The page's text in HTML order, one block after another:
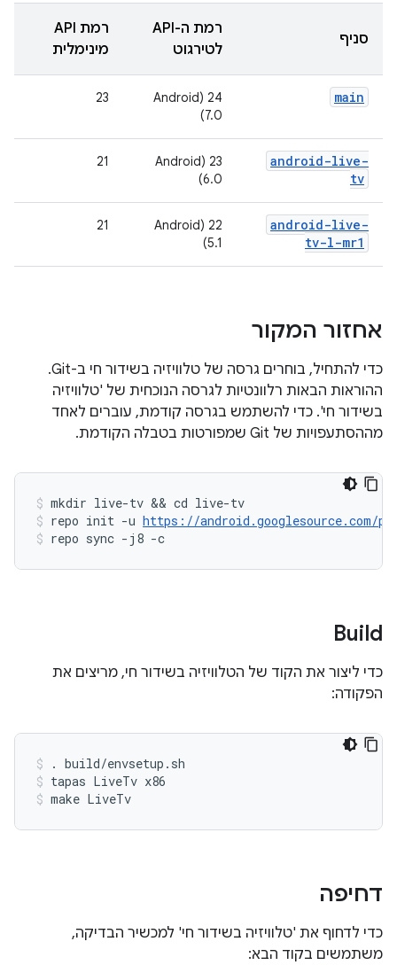
סניף
רמת ה-API
לטירגוט
רמת API
מינימלית
main
24 (Android
7.0)
23
android-live-
tv
23 (Android
6.0)
21
android-live-
tv-l-mr1
22 (Android
5.1)
21
אחזור המקור
כדי להתחיל, בוחרים גרסה של טלוויזיה בשידור חי ב-Git.
ההוראות הבאות רלוונטיות לגרסה הנוכחית של 'טלוויזיה
בשידור חי'. כדי להשתמש בגרסה קודמת, עוברים לאחד
מההסתעפויות של Git שמפורטות בטבלה הקודמת.
mkdir live-tv && cd live-tv
repo init -u https://android.googlesource.com/
repo sync -j8 -c
Build
כדי ליצור את הקוד של הטלוויזיה בשידור חי, מריצים את
הפקודה:
. build/envsetup.sh
tapas LiveTv x86
make LiveTv
דחיפה
כדי לדחוף את 'טלוויזיה בשידור חי' למכשיר הבדיקה,
משתמשים בקוד הבא: